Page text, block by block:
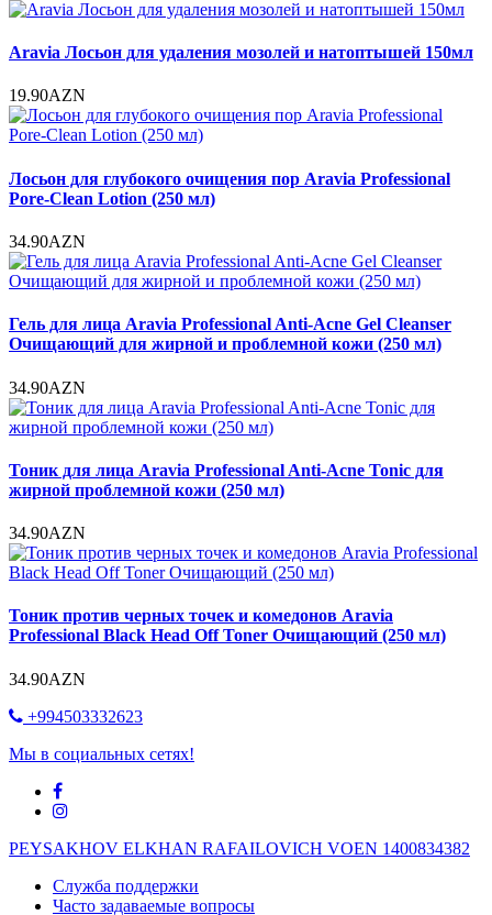
Aravia Лосьон для удаления мозолей и натоптышей 150мл
19.90AZN
Лосьон для глубокого очищения пор Aravia Professional
Pore-Clean Lotion (250 мл)
34.90AZN
Гель для лица Aravia Professional Anti-Acne Gel Cleanser
Очищающий для жирной и проблемной кожи (250 мл)
34.90AZN
Тоник для лица Aravia Professional Anti-Acne Tonic для
жирной проблемной кожи (250 мл)
34.90AZN
Тоник против черных точек и комедонов Aravia
Professional Black Head Off Toner Очищающий (250 мл)
34.90AZN
+994503332623
Мы в социальных сетях!
PEYSAKHOV ELKHAN RAFAILOVICH VOEN 1400834382
Служба поддержки
Часто задаваемые вопросы